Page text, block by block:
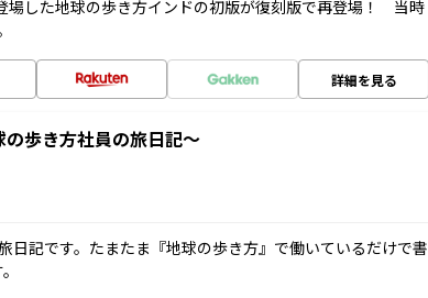
場した地球の歩き方インドの初版が復刻版で再登場！ 当時
詳細を見る
歩き方社員の旅日記～
日記です。たまたま『地球の歩き方』で働いているだけで書